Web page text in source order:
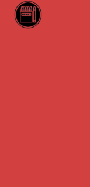
Web coloriage